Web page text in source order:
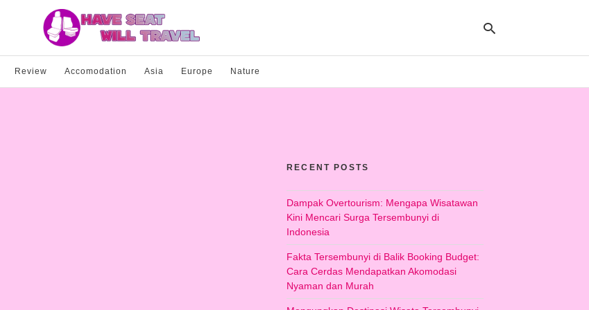
Review Accomodation Asia Europe Nature
RECENT POSTS
Dampak Overtourism: Mengapa Wisatawan
Kini Mencari Surga Tersembunyi di
Indonesia
Fakta Tersembunyi di Balik Booking Budget:
Cara Cerdas Mendapatkan Akomodasi
Nyaman dan Murah